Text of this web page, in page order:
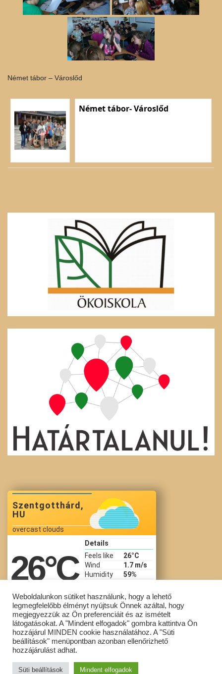
Német tábor – Városlőd
Német tábor- Városlőd
Szentgotthárd,
HU
overcast clouds
26°C
Details
Feels like
26°C
Wind
1.7 m/s
Humidity
59%
Pressure
1017 hPa
07:06 Aug 10
Copyright © Szent Gotthárd Általános Iskola All Rights Reserved.
Powered byWordPresswithLightning Theme
Expansion Unit
Weboldalunkon sütiket használunk, hogy a lehető
legmegfelelőbb élményt nyújtsuk Önnek azáltal, hogy
megjegyezzük az Ön preferenciáit és az ismételt
látogatásokat. A "Mindent elfogadok" gombra kattintva Ön
hozzájárul MINDEN cookie használatához. A "Süti
beállítások" menüpontban azonban ellenőrizhető
hozzájárulást adhat.
Süti beállítások Mindent elfogadok